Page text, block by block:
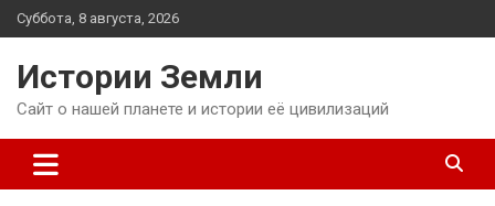
Перейти
к
Суббота, 8 августа, 2026
Истории Земли
Сайт о нашей планете и истории её цивилизаций